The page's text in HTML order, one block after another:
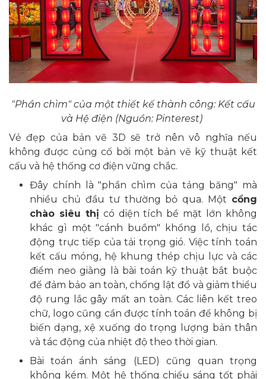
"Phần chìm" của một thiết kế thành công: Kết cấu
và Hệ điện (Nguồn: Pinterest)
Vẻ đẹp của bản vẽ 3D sẽ trở nên vô nghĩa nếu
không được củng cố bởi một bản vẽ kỹ thuật kết
cấu và hệ thống cơ điện vững chắc.
Đây chính là "phần chìm của tảng băng" mà
nhiều chủ đầu tư thường bỏ qua. Một cổng
chào siêu thị có diện tích bề mặt lớn không
khác gì một "cánh buồm" khổng lồ, chịu tác
động trực tiếp của tải trọng gió. Việc tính toán
kết cấu móng, hệ khung thép chịu lực và các
điểm neo giằng là bài toán kỹ thuật bắt buộc
để đảm bảo an toàn, chống lật đổ và giảm thiểu
độ rung lắc gây mất an toàn. Các liên kết treo
chữ, logo cũng cần được tính toán để không bị
biến dạng, xệ xuống do trọng lượng bản thân
và tác động của nhiệt độ theo thời gian.
Bài toán ánh sáng (LED) cũng quan trọng
không kém. Một hệ thống chiếu sáng tốt phải